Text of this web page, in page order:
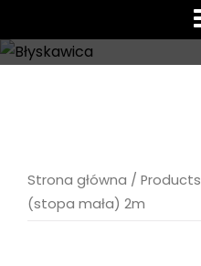
Strona główna / Products
(stopa mała) 2m